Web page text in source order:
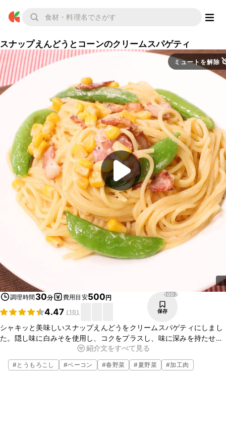
スナップえんどうとコーンのクリームスパゲティ
ミュートを解除
調理時間 30分 費用目安500円
4.47 (10)
1007
保存
シャキッと美味しいスナップえんどうをクリームスパゲティにしまし
た。隠し味に白みそを使用し、コクをプラスし、味に深みを持たせま
した。ベーコンも入っているので、旨みもあり、後ひく美味しさで
す。是非一度お試しください。
紹介文をすべて見る
#とうもろこし #ベーコン #春野菜 #夏野菜 #加工肉